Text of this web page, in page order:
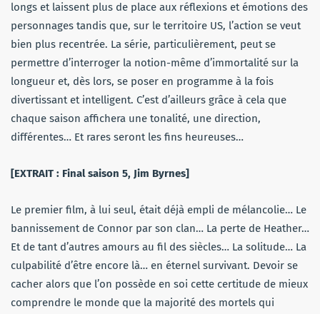
longs et laissent plus de place aux réflexions et émotions des
personnages tandis que, sur le territoire US, l’action se veut
bien plus recentrée. La série, particulièrement, peut se
permettre d’interroger la notion-même d’immortalité sur la
longueur et, dès lors, se poser en programme à la fois
divertissant et intelligent. C’est d’ailleurs grâce à cela que
chaque saison affichera une tonalité, une direction,
différentes… Et rares seront les fins heureuses…
[EXTRAIT : Final saison 5, Jim Byrnes]
Le premier film, à lui seul, était déjà empli de mélancolie… Le
bannissement de Connor par son clan… La perte de Heather…
Et de tant d’autres amours au fil des siècles… La solitude… La
culpabilité d’être encore là… en éternel survivant. Devoir se
cacher alors que l’on possède en soi cette certitude de mieux
comprendre le monde que la majorité des mortels qui